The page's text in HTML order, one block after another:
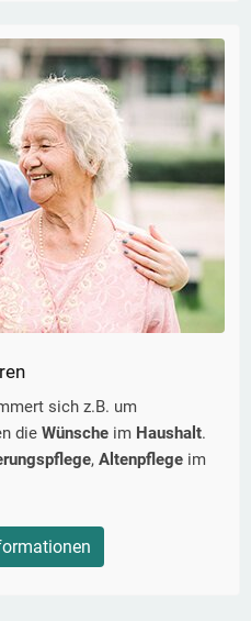
sich z.B. um
die Wünsche im Haushalt.
, Altenpflege im